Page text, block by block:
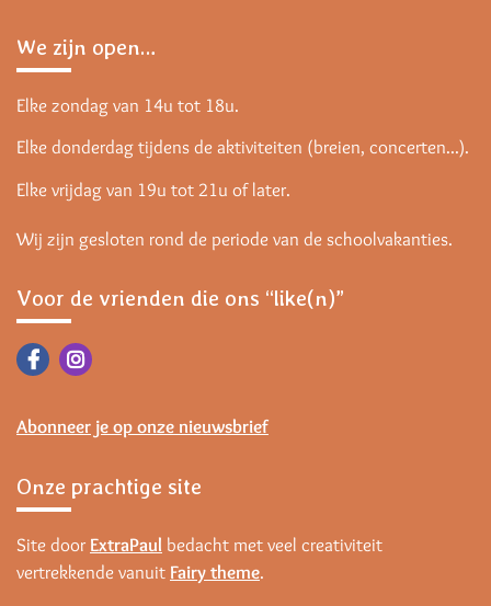
We zijn open…
Elke zondag van 14u tot 18u.
Elke donderdag tijdens de aktiviteiten (breien, concerten...).
Elke vrijdag van 19u tot 21u of later.
Wij zijn gesloten rond de periode van de schoolvakanties.
Voor de vrienden die ons “like(n)”
Abonneer je op onze nieuwsbrief
Onze prachtige site
Site door ExtraPaul bedacht met veel creativiteit
vertrekkende vanuit Fairy theme.